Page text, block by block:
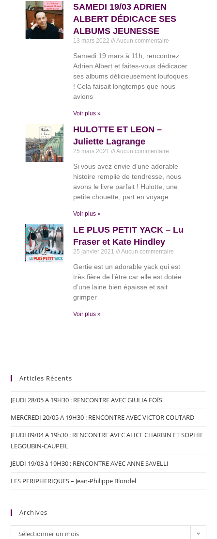
SAMEDI 19/03 ADRIEN
ALBERT DÉDICACE SES
ALBUMS JEUNESSE
13 mars 2022 Aucun commentaire
Samedi 19 mars à 11h, rencontrez
Adrien Albert et faites-vous dédicacer
ses albums délicieusement loufoques
! Cela faisait longtemps que nous
avions
Voir plus »
HULOTTE ET LEON –
Juliette Lagrange
25 mars 2021 Aucun commentaire
Si vous avez envie d’une adorable
histoire remplie de tendresse, nous
avons le livre parfait ! Hulotte, une
petite chouette, part en voyage
Voir plus »
LE PLUS PETIT YACK – Lu
Fraser et Kate Hindley
25 janvier 2021 Aucun commentaire
Gertie est un adorable yack qui est
très fière de l’être car elle est dotée
d’une laine bien épaisse et sait
grimper
Voir plus »
Articles Récents
JEUDI 28/05 A 19H30 : RENCONTRE AVEC GIULIA FOÏS
MERCREDI 20/05 A 19H30 : RENCONTRE AVEC VICTOR COUTARD
JEUDI 09/04 A 19h30 : RENCONTRE AVEC ALICE CHARBIN ET SOPHIE
LEGOUBIN-CAUPEIL
JEUDI 19/03 à 19H30 : RENCONTRE AVEC ANNE SAVELLI
LES PERIPHERIQUES – Jean-Philippe Blondel
Archives
Sélectionner un mois